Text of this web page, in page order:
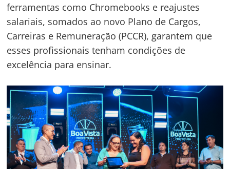
ferramentas como Chromebooks e reajustes
salariais, somados ao novo Plano de Cargos,
Carreiras e Remuneração (PCCR), garantem que
esses profissionais tenham condições de
excelência para ensinar.